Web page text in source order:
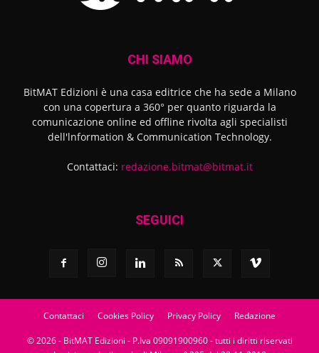
CHI SIAMO
BitMAT Edizioni è una casa editrice che ha sede a Milano
con una copertura a 360° per quanto riguarda la
comunicazione online ed offline rivolta agli specialisti
dell'lnformation & Communication Technology.
Contattaci: redazione.bitmat@bitmat.it
SEGUICI
Contattaci Cookies Policy Privacy Policy Redazione
© 2026 - BitMAT Edizioni - P.Iva 09091900960 - tutti i diritti riservati